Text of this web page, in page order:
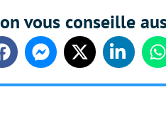
vous conseille
FacebookMessengerTwitter Linkedin